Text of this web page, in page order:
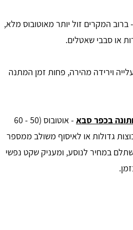
- ברוב המקרים זול יותר מאוטובוס מלא,
או סבבי שאטלים.
וירידה מהירה, פחות זמן המתנה
בכפר סבא -
אוטובוס (50 - 60
גדולות או לאיסוף משולב ממספר
במחיר לנוסע, ומעניק שקט נפשי